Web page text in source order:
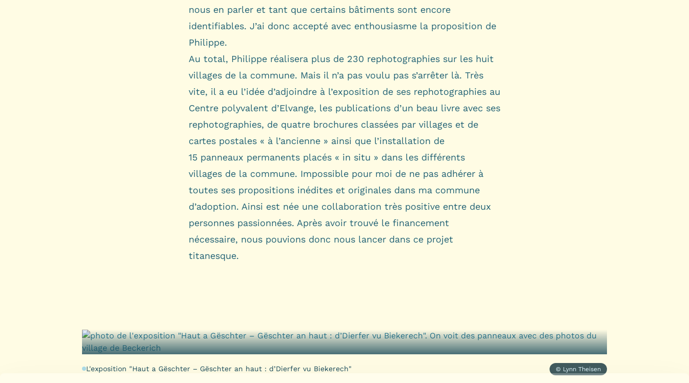
nous en parler et tant que certains bâtiments sont encore
identifiables. J’ai donc accepté avec enthousiasme la proposition de
Philippe.
Au total, Philippe réalisera plus de 230 rephotographies sur les huit
villages de la commune. Mais il n’a pas voulu pas s’arrêter là. Très
vite, il a eu l’idée d’adjoindre à l’exposition de ses rephotographies au
Centre polyvalent d’Elvange, les publications d’un beau livre avec ses
rephotographies, de quatre brochures classées par villages et de
cartes postales « à l’ancienne » ainsi que l’installation de
15 panneaux permanents placés « in situ » dans les différents
villages de la commune. Impossible pour moi de ne pas adhérer à
toutes ses propositions inédites et originales dans ma commune
d’adoption. Ainsi est née une collaboration très positive entre deux
personnes passionnées. Après avoir trouvé le financement
nécessaire, nous pouvions donc nous lancer dans ce projet
titanesque.
L'exposition "Haut a Gëschter – Gëschter an haut : d’Dierfer vu Biekerech" © Lynn Theisen